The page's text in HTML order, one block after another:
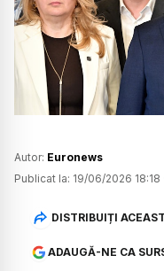
Autor: Euronews
Publicat la: 19/06/2026 18:18
DISTRIBUIȚI
ADAUGĂ-NE CA